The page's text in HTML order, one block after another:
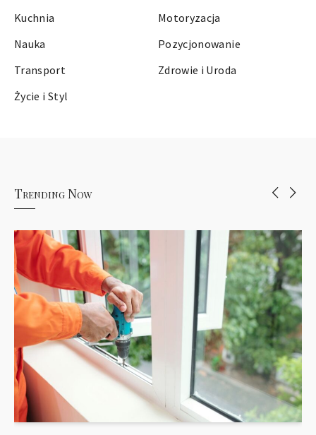
Kuchnia
Motoryzacja
Nauka
Pozycjonowanie
Transport
Zdrowie i Uroda
Życie i Styl
Trending Now